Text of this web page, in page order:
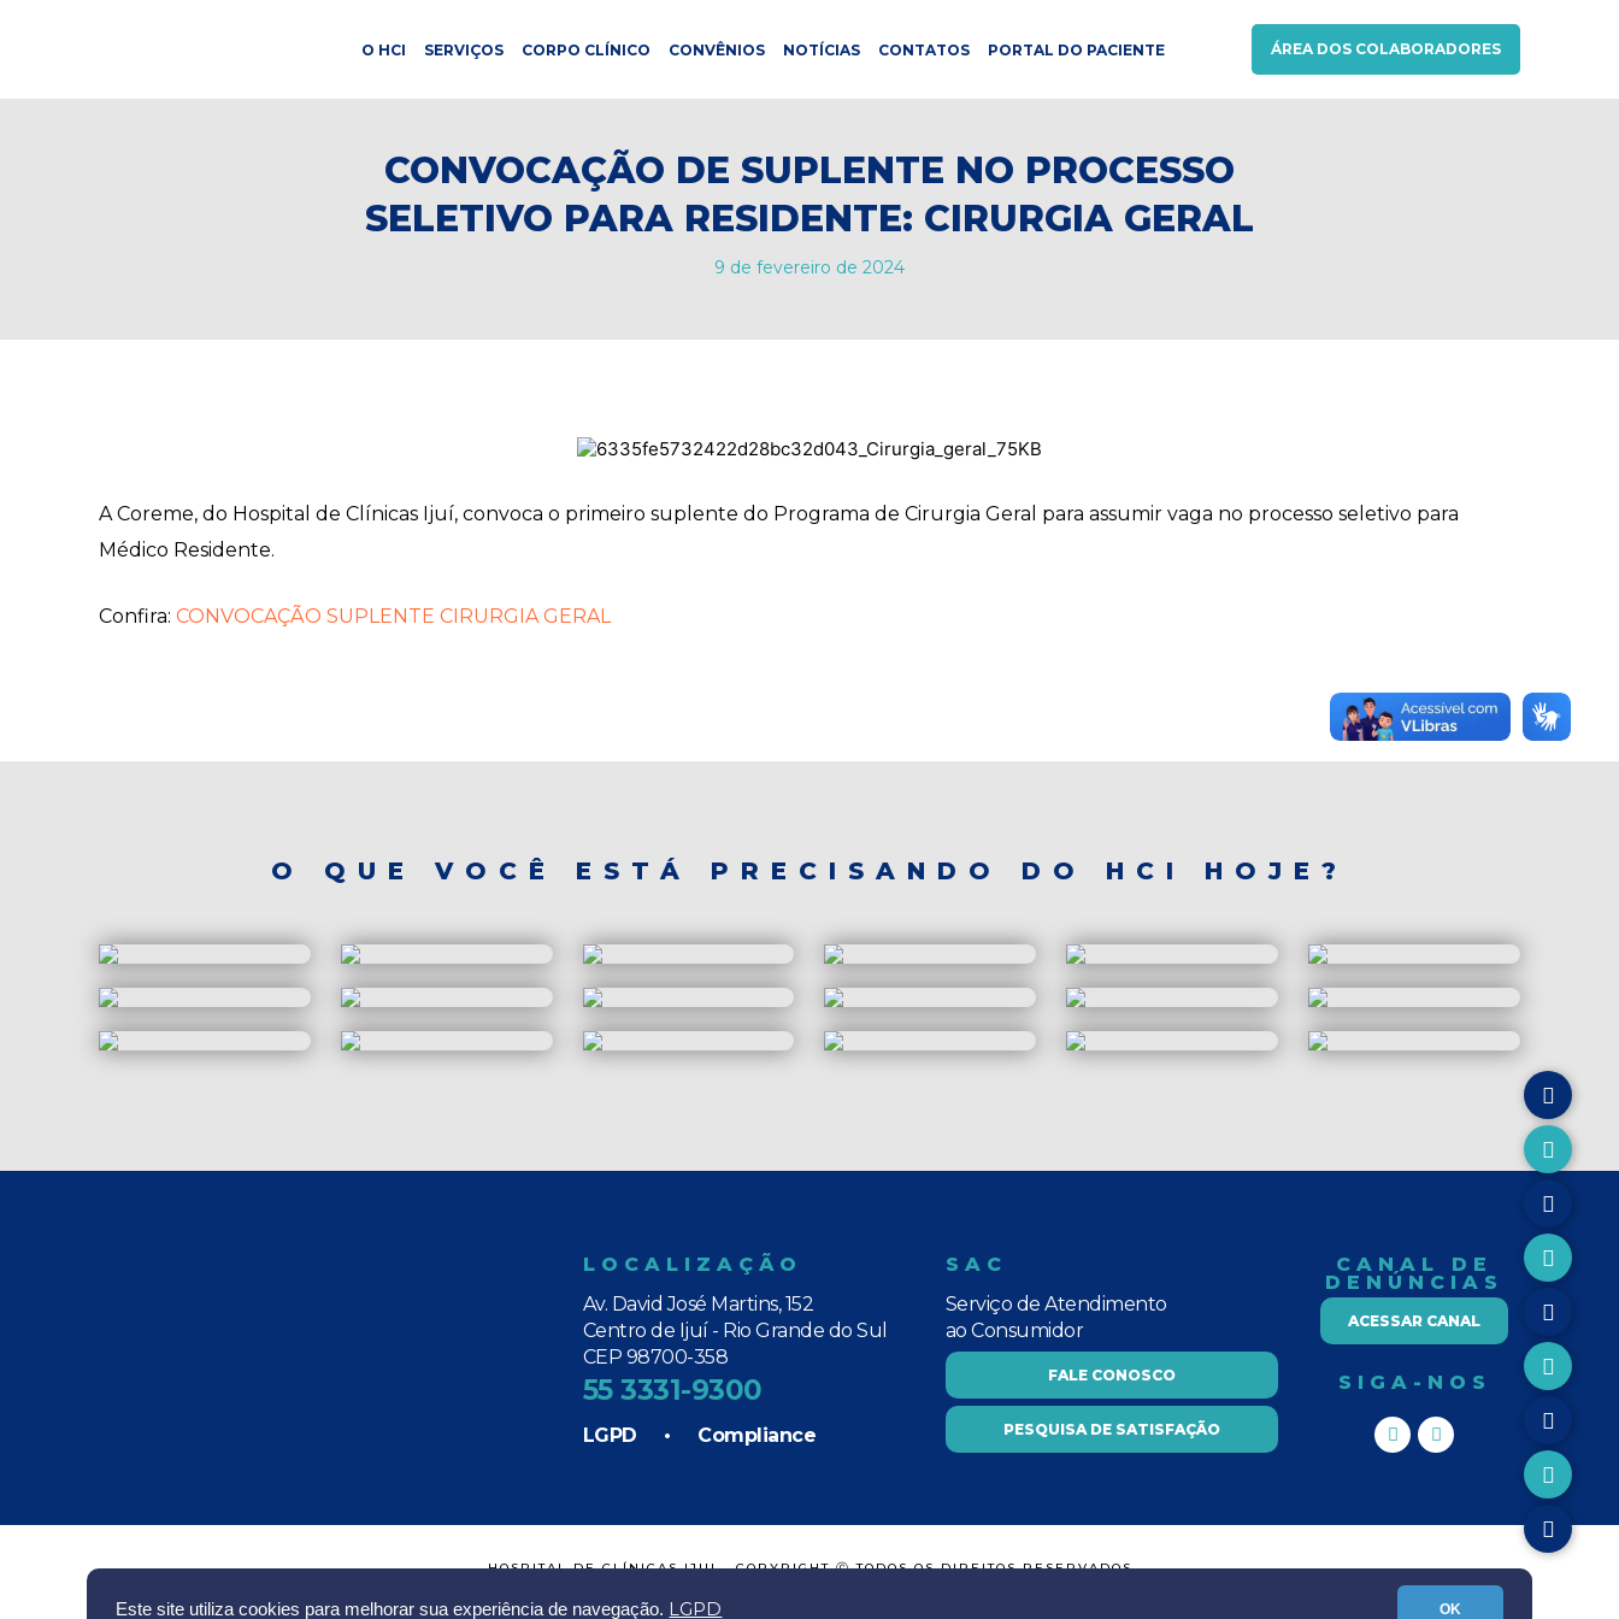
Este site utiliza cookies para melhorar sua experiência de navegação. LGPD OK
O HCI SERVIÇOS CORPO CLÍNICO CONVÊNIOS NOTÍCIAS CONTATOS PORTAL DO PACIENTE ÁREA DOS COLABORADORES
CONVOCAÇÃO DE SUPLENTE NO PROCESSO
SELETIVO PARA RESIDENTE: CIRURGIA GERAL
9 de fevereiro de 2024
A Coreme, do Hospital de Clínicas Ijuí, convoca o primeiro suplente do Programa de Cirurgia Geral para assumir vaga no processo seletivo para
Médico Residente.
Confira: CONVOCAÇÃO SUPLENTE CIRURGIA GERAL
O QUE VOCÊ ESTÁ PRECISANDO DO HCI HOJE?
LOCALIZAÇÃO
Av. David José Martins, 152
Centro de Ijuí - Rio Grande do Sul
CEP 98700-358
55 3331-9300
LGPD • Compliance
SAC
Serviço de Atendimento
ao Consumidor
FALE CONOSCO
PESQUISA DE SATISFAÇÃO
CANAL DE
DENÚNCIAS
ACESSAR CANAL
SIGA-NOS
HOSPITAL DE CLÍNICAS IJUI - COPYRIGHT Ⓒ TODOS OS DIREITOS RESERVADOS